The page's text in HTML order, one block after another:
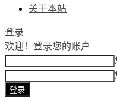
关于本站
登录
欢迎！ 登录您的账户